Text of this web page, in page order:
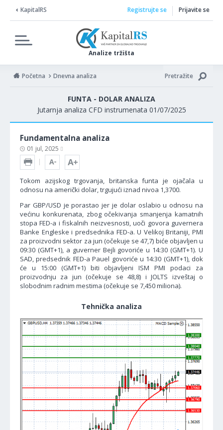
KapitalRS
Analize tržišta
Registrujte se Prijavite se
Početna Dnevna analiza Pretražite
FUNTA - DOLAR ANALIZA
Jutarnja analiza CFD instrumenata 01/07/2025
Fundamentalna analiza
01 jul, 2025
Tokom azijskog trgovanja, britanska funta je ojačala u
odnosu na američki dolar, trgujući iznad nivoa 1,3700.
Par GBP/USD je porastao jer je dolar oslabio u odnosu na
većinu konkurenata, zbog očekivanja smanjenja kamatnih
stopa FED-a i fiskalnih neizvesnosti, uoči govora guvernera
Banke Engleske i predsednika FED-a. U Velikoj Britaniji, PMI
za proizvodni sektor za jun (očekuje se 47,7) biće objavljen u
09:30 (GMT+1), a guverner Bejli govoriće u 14:30 (GMT+1). U
SAD, predsednik FED-a Pauel govoriće u 14:30 (GMT+1), dok
će u 15:00 (GMT+1) biti objavljeni ISM PMI podaci za
proizvodnju za jun (očekuje se 48,8) i JOLTS izveštaj o
slobodnim radnim mestima (očekuje se 7,450 miliona).
Tehnička analiza